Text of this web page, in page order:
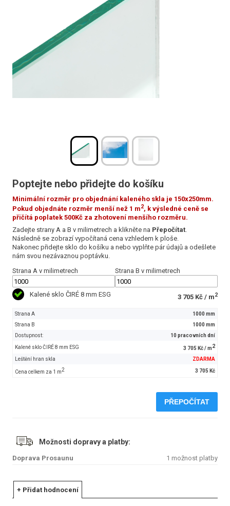
Poptejte nebo přidejte do košíku
Minimální rozměr pro objednání kaleného skla je 150x250mm.
Pokud objednáte rozměr menší než 1 m2, k výsledné ceně se
přičítá poplatek 500Kč za zhotovení menšího rozměru.
Zadejte strany A a B v milimetrech a klikněte na Přepočítat.
Následně se zobrazí vypočítaná cena vzhledem k ploše.
Nakonec přidejte sklo do košíku a nebo vyplňte pár údajů a odešlete
nám svou nezávaznou poptávku.
Strana A v milimetrech
Strana B v milimetrech
Kalené sklo ČIRÉ 8 mm ESG 3 705 Kč / m2
Strana A
1000 mm
Strana B
1000 mm
Dostupnost:
10 pracovních dní
Kalené sklo ČIRÉ 8 mm ESG 3 705 Kč / m2
Leštění hran skla ZDARMA
Cena celkem za 1 m2 3 705 Kč
PŘEPOČÍTAT
Možnosti dopravy a platby:
Doprava Prosaunu 1 možnost platby
+ Přidat hodnocení